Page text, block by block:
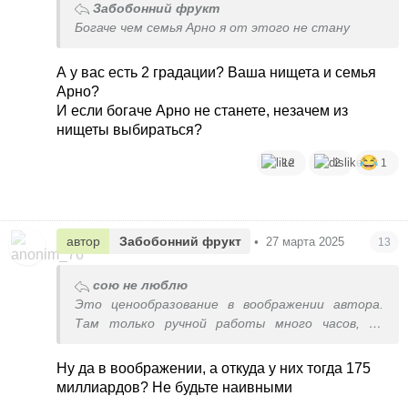
Забобонний фрукт
Богаче чем семья Арно я от этого не стану
А у вас есть 2 градации? Ваша нищета и семья
Арно?
И если богаче Арно не станете, незачем из
нищеты выбираться?
12 2 1
автор Забобонний фрукт • 27 марта 2025 13
сою не люблю
Это ценообразование в воображении автора.
Там только ручной работы много часов, не
Плюс большие рекламные расходы, содержание
магазинов и т.п.
Ну да в воображении, а откуда у них тогда 175
миллиардов? Не будьте наивными